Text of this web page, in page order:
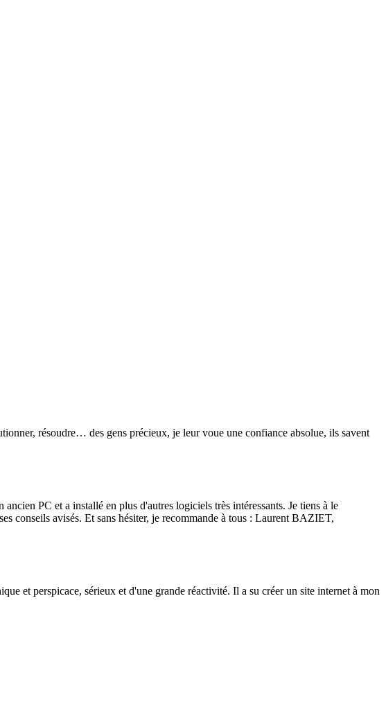
résoudre… des gens précieux, je leur voue une confiance absolue, ils savent
PC et a installé en plus d'autres logiciels très intéressants. Je tiens à le
conseils avisés. Et sans hésiter, je recommande à tous : Laurent BAZIET,
et perspicace, sérieux et d'une grande réactivité. Il a su créer un site internet à mon